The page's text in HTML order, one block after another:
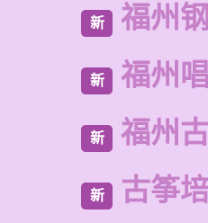
新 福州
新 福州
新 福州
新 古筝